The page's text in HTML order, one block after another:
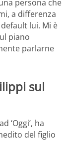
persona che
a differenza
lui. Mi è
piano
parlarne
sul
‘Oggi’, ha
del figlio